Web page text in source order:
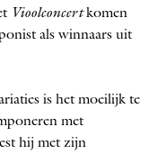
Vioolconcertkomen
als winnaars uit
is het moeilijk te
met
hij met zijn